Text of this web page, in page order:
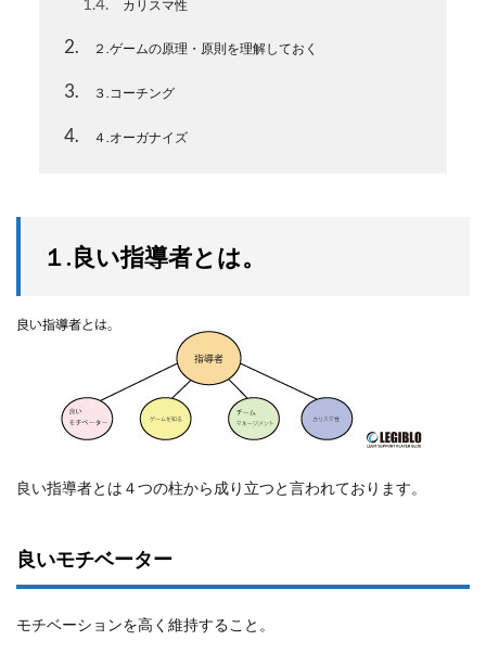
カリスマ性
2 ２.ゲームの原理・原則を理解しておく
3 ３.コーチング
4 ４.オーガナイズ
１.良い指導者とは。
良い指導者とは４つの柱から成り立つと言われております。
良いモチベーター
モチベーションを高く維持すること。